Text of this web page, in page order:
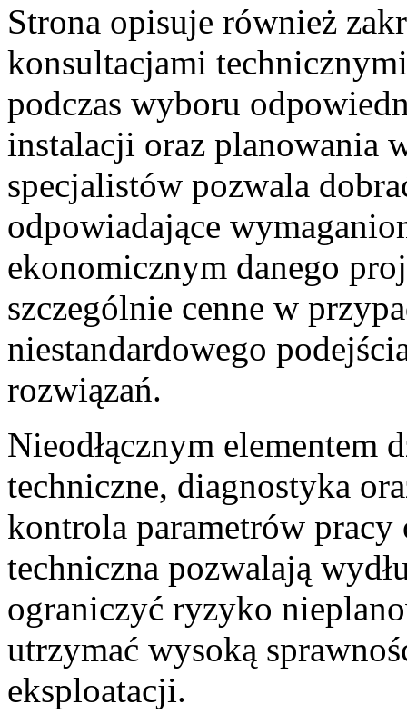
Strona opisuje również
konsultacjami
podczas wyboru
instalacji oraz planowania
specjalistów pozwala
odpowiadające
ekonomicznym danego
szczególnie cenne w
niestandardowego
rozwiązań.
Nieodłącznym elementem
techniczne, diagnostyka
kontrola parametrów pracy
techniczna pozwalają
ograniczyć ryzyko
utrzymać wysoką
eksploatacji.